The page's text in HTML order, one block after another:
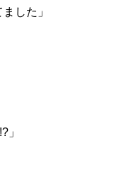
した」
」